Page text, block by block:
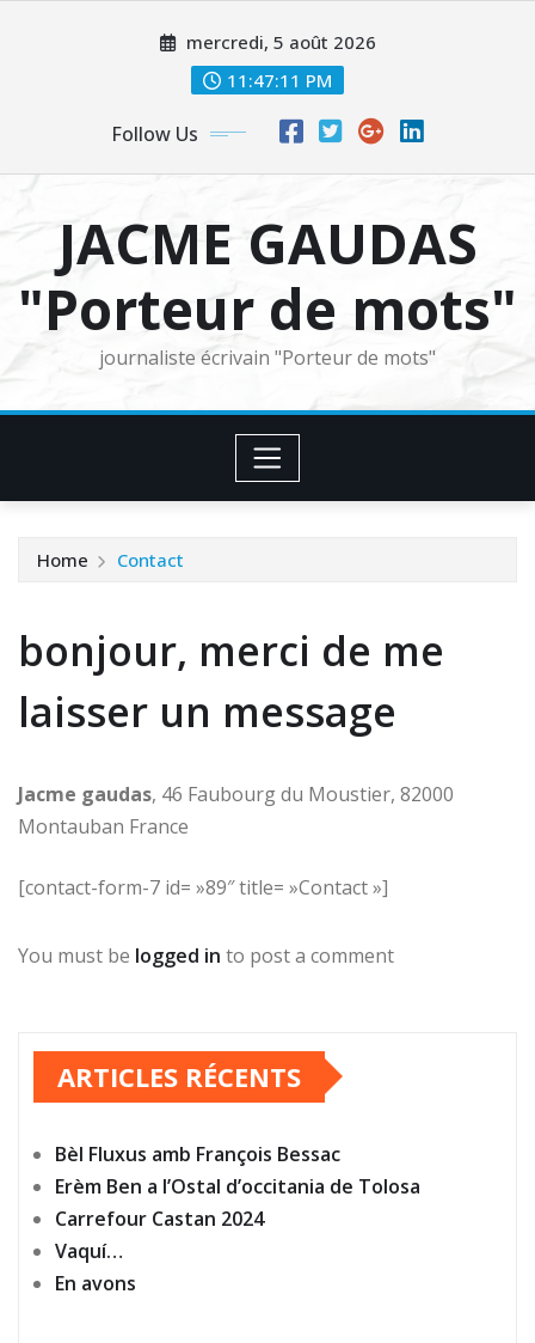
mercredi, 5 août 2026
11:47:12 PM
Follow Us
JACME GAUDAS
"Porteur de mots"
journaliste écrivain "Porteur de mots"
Home Contact
bonjour, merci de me
laisser un message
Jacme gaudas, 46 Faubourg du Moustier, 82000
Montauban France
[contact-form-7 id= »89″ title= »Contact »]
You must be logged in to post a comment
ARTICLES RÉCENTS
Bèl Fluxus amb François Bessac
Erèm Ben a l’Ostal d’occitania de Tolosa
Carrefour Castan 2024
Vaquí…
En avons